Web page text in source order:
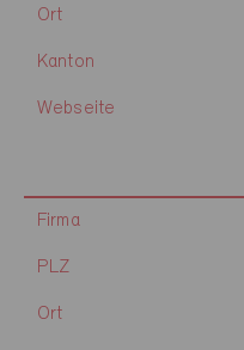
Ort
Kanton
Webseite
Firma
PLZ
Ort